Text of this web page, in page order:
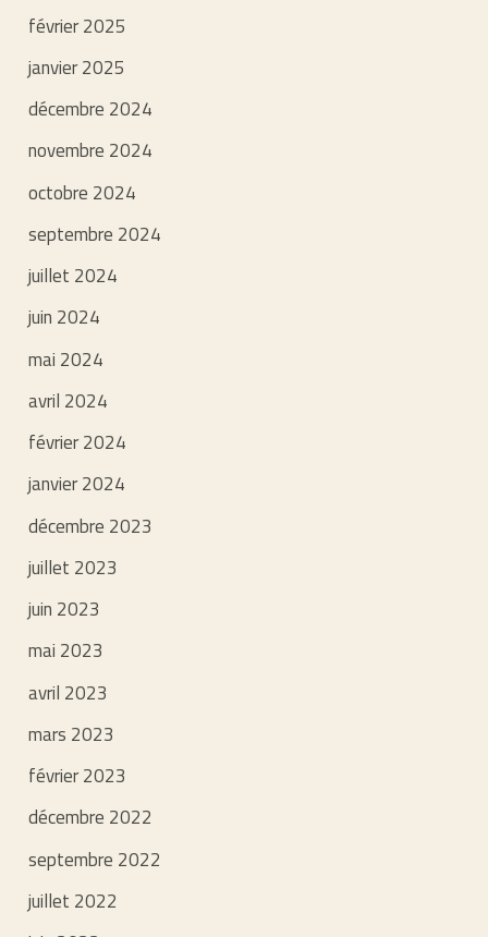
février 2025
janvier 2025
décembre 2024
novembre 2024
octobre 2024
septembre 2024
juillet 2024
juin 2024
mai 2024
avril 2024
février 2024
janvier 2024
décembre 2023
juillet 2023
juin 2023
mai 2023
avril 2023
mars 2023
février 2023
décembre 2022
septembre 2022
juillet 2022